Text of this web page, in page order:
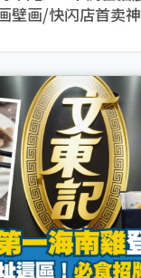
壁画/快闪店首卖